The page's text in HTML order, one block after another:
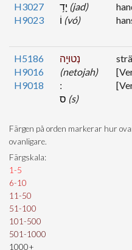
H3027
H9023
(jad)
(vó)
H5186
H9016
H9018
נְטוּיָֽה
(netojah)
(s)
Färgen på orden markerar hur
ovanligare.
Färgskala:
1-5
6-10
11-50
51-100
101-500
501-1000
1000+